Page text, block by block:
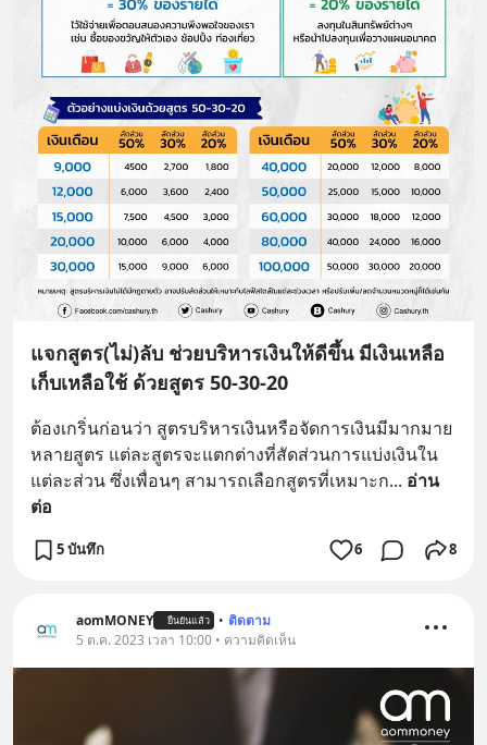
แจกสูตร(ไม่)ลับ ช่วยบริหารเงินให้ดีขึ้น มีเงินเหลือ
เก็บเหลือใช้ ด้วยสูตร 50-30-20
ต้องเกริ่นก่อนว่า สูตรบริหารเงินหรือจัดการเงินมีมากมาย
หลายสูตร แต่ละสูตรจะแตกต่างที่สัดส่วนการแบ่งเงินใน
แต่ละส่วน ซึ่งเพื่อนๆ สามารถเลือกสูตรที่เหมาะก... อ่าน
ต่อ
5 บันทึก 6 8
aomMONEY ยืนยันแล้ว • ติดตาม
5 ต.ค. 2023 เวลา 10:00 • ความคิดเห็น